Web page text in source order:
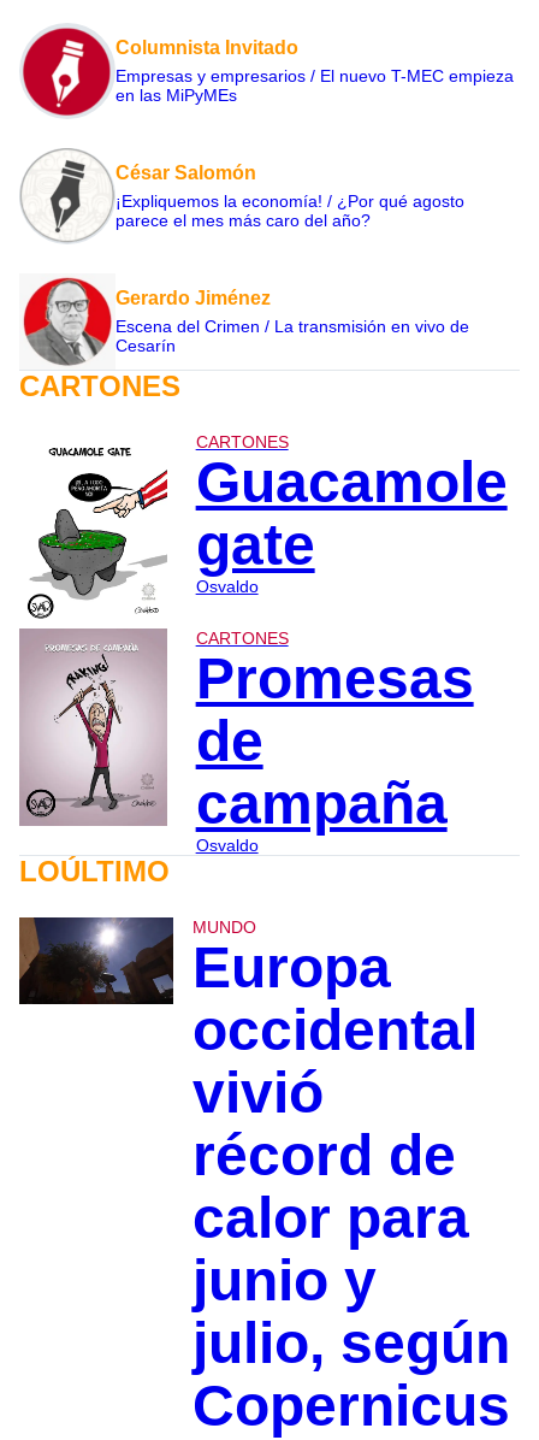
Columnista Invitado
Empresas y empresarios / El nuevo T-MEC empieza
en las MiPyMEs
César Salomón
¡Expliquemos la economía! / ¿Por qué agosto
parece el mes más caro del año?
Gerardo Jiménez
Escena del Crimen / La transmisión en vivo de
Cesarín
CARTONES
CARTONES
Guacamole
gate
Osvaldo
CARTONES
Promesas
de
campaña
Osvaldo
LOÚLTIMO
MUNDO
Europa
occidental
vivió
récord de
calor para
junio y
julio, según
Copernicus